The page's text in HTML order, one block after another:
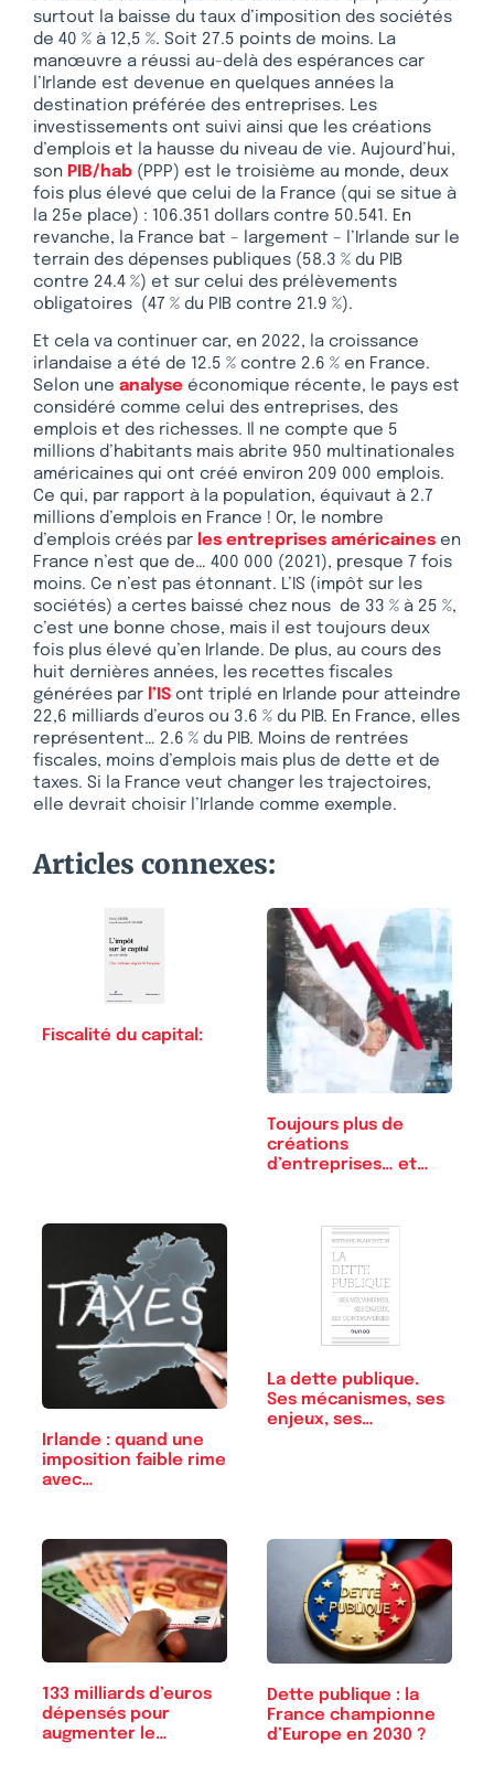
surtout la baisse du taux d’imposition des sociétés
de 40 % à 12,5 %. Soit 27.5 points de moins. La
manœuvre a réussi au-delà des espérances car
l’Irlande est devenue en quelques années la
destination préférée des entreprises. Les
investissements ont suivi ainsi que les créations
d’emplois et la hausse du niveau de vie. Aujourd’hui,
son PIB/hab (PPP) est le troisième au monde, deux
fois plus élevé que celui de la France (qui se situe à
la 25e place) : 106.351 dollars contre 50.541. En
revanche, la France bat – largement – l’Irlande sur le
terrain des dépenses publiques (58.3 % du PIB
contre 24.4 %) et sur celui des prélèvements
obligatoires (47 % du PIB contre 21.9 %).
Et cela va continuer car, en 2022, la croissance
irlandaise a été de 12.5 % contre 2.6 % en France.
Selon une analyse économique récente, le pays est
considéré comme celui des entreprises, des
emplois et des richesses. Il ne compte que 5
millions d’habitants mais abrite 950 multinationales
américaines qui ont créé environ 209 000 emplois.
Ce qui, par rapport à la population, équivaut à 2.7
millions d’emplois en France ! Or, le nombre
d’emplois créés par les entreprises américaines en
France n’est que de… 400 000 (2021), presque 7 fois
moins. Ce n’est pas étonnant. L’IS (impôt sur les
sociétés) a certes baissé chez nous de 33 % à 25 %,
c’est une bonne chose, mais il est toujours deux
fois plus élevé qu’en Irlande. De plus, au cours des
huit dernières années, les recettes fiscales
générées par l’IS ont triplé en Irlande pour atteindre
22,6 milliards d’euros ou 3.6 % du PIB. En France, elles
représentent… 2.6 % du PIB. Moins de rentrées
fiscales, moins d’emplois mais plus de dette et de
taxes. Si la France veut changer les trajectoires,
elle devrait choisir l’Irlande comme exemple.
Articles connexes:
Fiscalité du capital:
Toujours plus de
créations
d’entreprises… et…
Irlande : quand une
imposition faible rime
avec…
La dette publique.
Ses mécanismes, ses
enjeux, ses…
133 milliards d’euros
dépensés pour
augmenter le…
Dette publique : la
France championne
d’Europe en 2030 ?